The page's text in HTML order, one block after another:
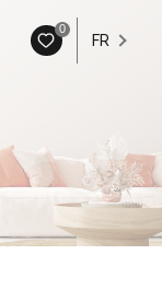
0
FR